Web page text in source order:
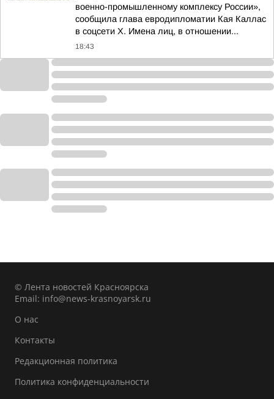
военно-промышленному комплексу России»,
сообщила глава евродипломатии Кая Каллас
в соцсети Х. Имена лиц, в отношении...
18:43
© Лента новостей Красноярска
Email: info@news-krasnoyarsk.ru
О нас
Контакты
Редакционная политика
Политика конфиденциальности